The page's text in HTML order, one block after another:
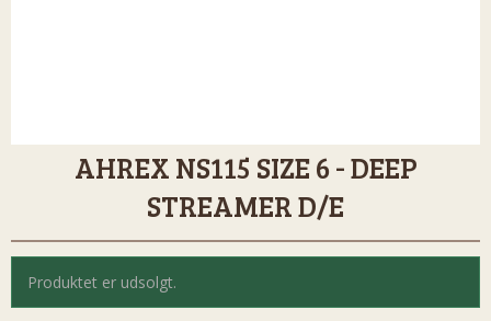
AHREX NS115 SIZE 6 - DEEP
STREAMER D/E
Produktet er udsolgt.